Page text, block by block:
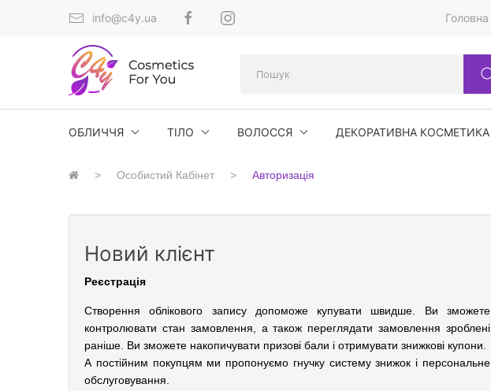
info@c4y.ua Головна
ОБЛИЧЧЯ ТІЛО ВОЛОССЯ ДЕКОРАТИВНА КОСМЕТИКА
Особистий Кабінет Авторизація
Новий клієнт
Реєстрація
Створення облікового запису допоможе купувати швидше. Ви зможете
контролювати стан замовлення, а також переглядати замовлення зроблені
раніше. Ви зможете накопичувати призові бали і отримувати знижкові купони.
А постійним покупцям ми пропонуємо гнучку систему знижок і персональне
обслуговування.